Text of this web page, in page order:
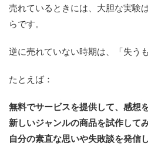
売れているときには、大胆な実験
らです。
逆に売れていない時期は、「失う
たとえば：
無料でサービスを提供して、感想
新しいジャンルの商品を試作して
自分の素直な思いや失敗談を発信